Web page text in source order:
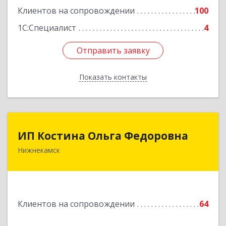
Клиентов на сопровождении
100
1С:Специалист
4
Отправить заявку
Показать контакты
Подробнее
Отправить заявку
Назад
ИП Костина Ольга Федоровна
Нижнекамск
Клиентов на сопровождении 64